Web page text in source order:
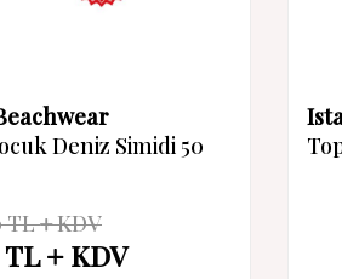
Deniz Simidi 50
TL KDV
TL KDV